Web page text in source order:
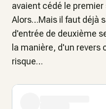
avaient cédé le
Alors…Mais il faut déjà
d'entrée de deuxième
la manière, d'un revers
risque…